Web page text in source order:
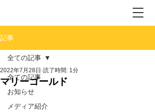
記事
全ての記事
お知らせ
メディア紹介
全ての記事
マリーゴールド
2022年7月28日 読了時間: 1分